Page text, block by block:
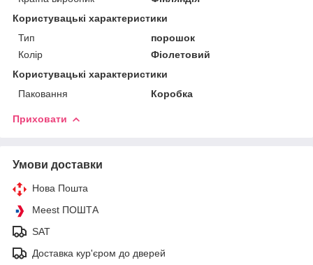
Користувацькі характеристики
Тип
порошок
Колір
Фіолетовий
Користувацькi характеристики
Паковання
Коробка
Приховати
Умови доставки
Нова Пошта
Meest ПОШТА
SAT
Доставка кур'єром до дверей